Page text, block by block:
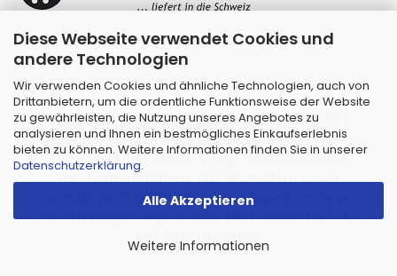
Diese Webseite verwendet Cookies und
andere Technologien
Wir verwenden Cookies und ähnliche Technologien, auch von
Drittanbietern, um die ordentliche Funktionsweise der Website
zu gewährleisten, die Nutzung unseres Angebotes zu
analysieren und Ihnen ein bestmögliches Einkaufserlebnis
bieten zu können. Weitere Informationen finden Sie in unserer
Datenschutzerklärung.
Alle Akzeptieren
Weitere Informationen
Webshop erstellenmit Gambio.de © 2026 |
Template vonJungCreative.
Alle Preise inkl. MwSt. & zzgl. Versandkosten
Alle Markennamen, Warenzeichen sowie
sämtliche Produktbilder sind Eigentum Ihrer
rechtmäßigen Eigentümer und dienen hier nur
der Beschreibung.